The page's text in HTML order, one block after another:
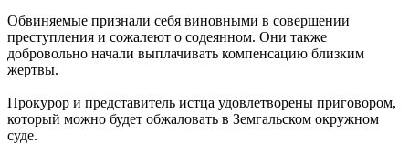
Обвиняемые признали себя виновными в совершении
преступления и сожалеют о содеянном. Они также
добровольно начали выплачивать компенсацию близким
жертвы.
Прокурор и представитель истца удовлетворены приговором,
который можно будет обжаловать в Земгальском окружном
суде.